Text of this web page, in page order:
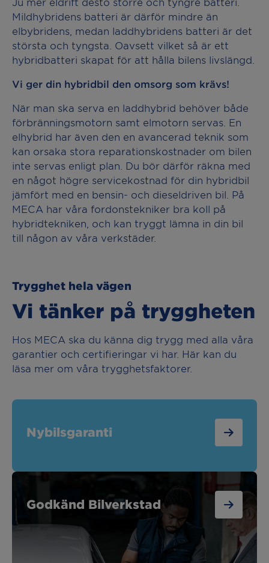
Mildhybridens batteri är därför mindre än
elbybridens, medan laddhybridens batteri är det
största och tyngsta. Oavsett vilket så är ett
hybridbatteri skapat för att hålla bilens livslängd.
Vi ger din hybridbil den omsorg som krävs!
När man ska serva en laddhybrid behöver både
förbränningsmotorn samt elmotorn servas. En
elhybrid har även den en avancerad teknik som
kan orsaka stora reparationskostnader om bilen
inte servas enligt plan. Du bör därför räkna med
en något högre servicekostnad för din hybridbil
jämfört med en bensin- och dieseldriven bil. På
MECA har våra fordonstekniker bra koll på
hybridtekniken, och kan tryggt lämna in din bil
till någon av våra verkstäder.
Trygghet hela vägen
Vi tänker på tryggheten
Hos MECA ska du känna dig trygg med alla våra
garantier och certifieringar vi har. Här kan du
läsa mer om våra trygghetsfaktorer.
Nybilsgaranti
Godkänd Bilverkstad